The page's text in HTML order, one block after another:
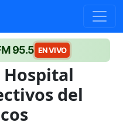
95.5 EN VIVO
del